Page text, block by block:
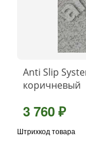
Anti Slip
коричневый
3 760 ₽
Штрихкод товара